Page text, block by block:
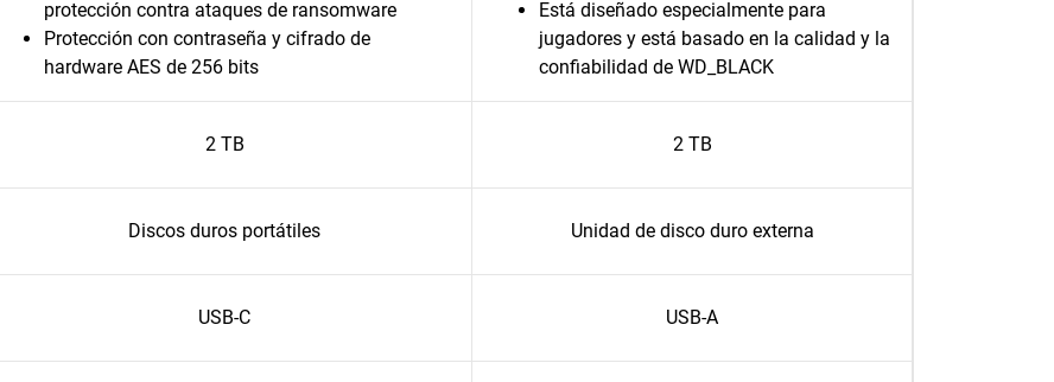
protección contra ataques de ransomware
Protección con contraseña y cifrado de
hardware AES de 256 bits
Está diseñado especialmente para
jugadores y está basado en la calidad y la
confiabilidad de WD_BLACK
2 TB 2 TB
Discos duros portátiles Unidad de disco duro externa
USB-C USB-A